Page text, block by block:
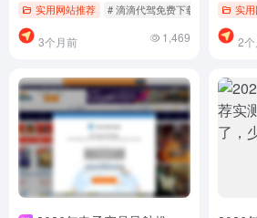
实用网站推荐 # 滴滴代驾免费下载 # 滴滴出
3个月前 1,469
实
2